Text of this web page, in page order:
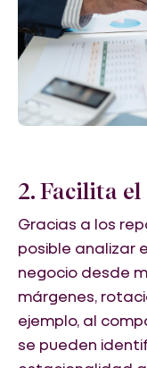
2. Facilita
Gracias a los
posible analizar
negocio desde
márgenes,
ejemplo, al
se pueden